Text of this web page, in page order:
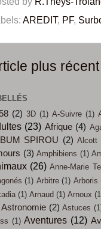
AREDIT, PF,
plus récent
(2) 3D (1) A-Suivre (1)
(23) Afrique (4)
SPIROU (2) Alcott
(3) Amphibiens (1)
(26) Anne-Marie
(1) Arbitre (1) Arboris
(1) Arnaud (1) Arnoux
Astronomie (2) Astuces
(1) Aventures (12)